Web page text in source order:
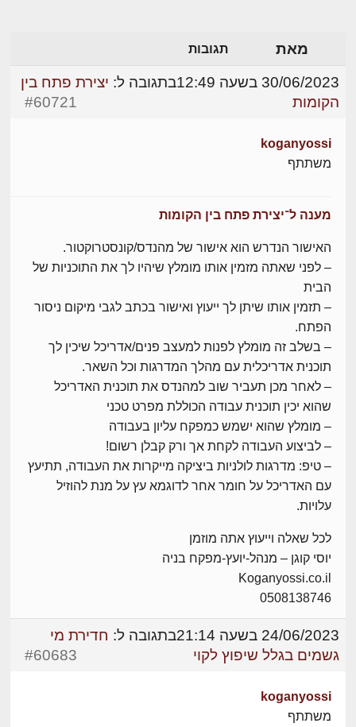
מאת תגובות
30/06/2023 בשעה 12:49 בתגובה ל: יצירת פתח בין
הקומות
#60721
koganyossi
משתתף
מענה ל־יצירת פתח בין הקומות
האישור הנדרש הוא אישור של מהנדס/קונסטרוקטור.
– לפני שאתה מזמין אותו מומלץ שיהיו לך את התוכניות של
הבית
– תזמין אותו שיתן לך ייעוץ ואישור בכתב לגבי מיקום ניסור
הפתח.
– בשלב זה מומלץ לפנות למעצב פנים/אדריכל שיכין לך
תוכנית אדריכלית עם מהלך המדרגות וכל השאר.
– לאחר מכן תעביר שוב למהנדס את תוכנית האדריכל
שהוא יכין תוכנית עבודה הכוללת מפרט טכני
– מומלץ שהוא ישמש כמפקח עליון בעבודה
– לביצוע העבודה לקחת אך ורק קבלן רשום!
– טיפ: מדרגות לולניות ביציקה מייקרות את העבודה, תתיעץ
עם האדריכל על חומר אחר לדוגמא עץ על מנת להוזיל
עלויות.
לכל שאלה וייעוץ אתה מוזמן
יוסי קוגן – מנהל-יועץ-מפקח בניה
Koganyossi.co.il
0508138746
24/06/2023 בשעה 21:14 בתגובה ל: חדירת מי
גשמים בגלל שיפוץ לקוי
#60683
koganyossi
משתתף